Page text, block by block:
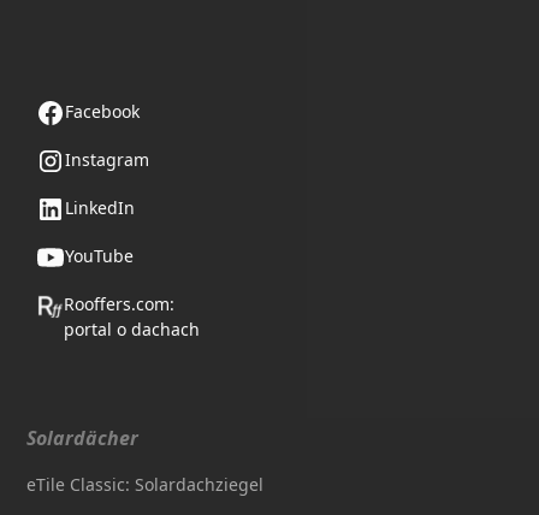
Facebook
Instagram
LinkedIn
YouTube
Rooffers.com:
portal o dachach
Solardächer
eTile Classic: Solardachziegel